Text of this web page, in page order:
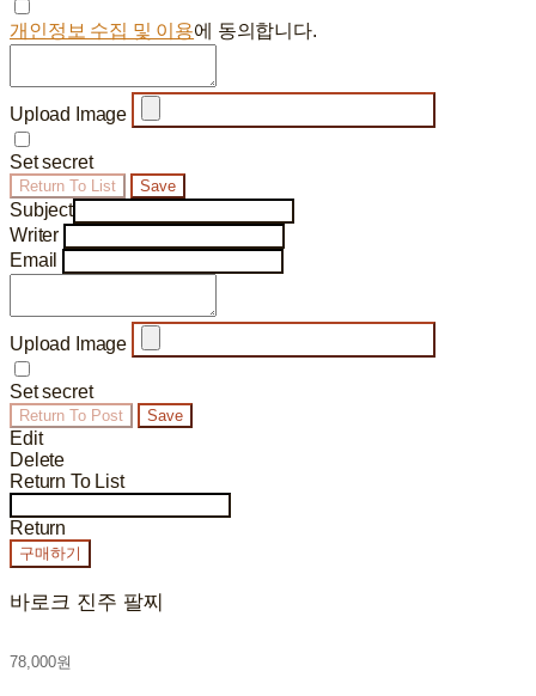
개인정보 수집 및 이용에 동의합니다.
Upload Image
Set secret
Return To List Save
Subject
Writer
Email
Upload Image
Set secret
Return To Post Save
Edit
Delete
Return To List
Return
구매하기
바로크 진주 팔찌
78,000원